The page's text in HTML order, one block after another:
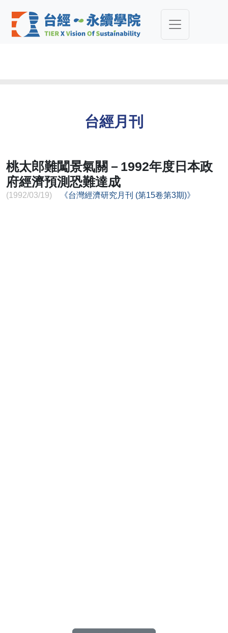
台經月刊
桃太郎難闖景氣關－1992年度日本政
府經濟預測恐難達成
(1992/03/19) 《台灣經濟研究月刊 (第15卷第3期)》